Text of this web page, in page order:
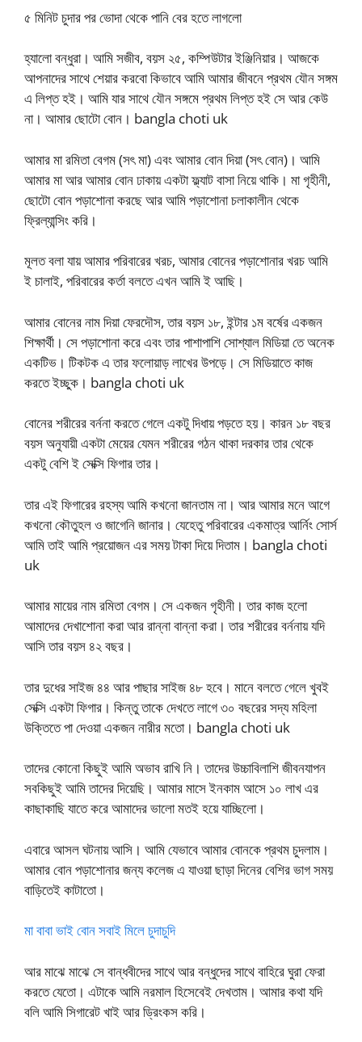
৫ মিনিট চুদার পর ভোদা থেকে পানি বের হতে লাগলো
হ্যালো বন্ধুরা। আমি সজীব, বয়স ২৫, কম্পিউটার ইঞ্জিনিয়ার। আজকে
আপনাদের সাথে শেয়ার করবো কিভাবে আমি আমার জীবনে প্রথম যৌন সঙ্গম
এ লিপ্ত হই। আমি যার সাথে যৌন সঙ্গমে প্রথম লিপ্ত হই সে আর কেউ
না। আমার ছোটো বোন। bangla choti uk
আমার মা রমিতা বেগম (সৎ মা) এবং আমার বোন দিয়া (সৎ বোন)। আমি
আমার মা আর আমার বোন ঢাকায় একটা ফ্ল্যাট বাসা নিয়ে থাকি। মা গৃহীনী,
ছোটো বোন পড়াশোনা করছে আর আমি পড়াশোনা চলাকালীন থেকে
ফ্রিল্যান্সিং করি।
মূলত বলা যায় আমার পরিবারের খরচ, আমার বোনের পড়াশোনার খরচ আমি
ই চালাই, পরিবারের কর্তা বলতে এখন আমি ই আছি।
আমার বোনের নাম দিয়া ফেরদৌস, তার বয়স ১৮, ইন্টার ১ম বর্ষের একজন
শিক্ষার্থী। সে পড়াশোনা করে এবং তার পাশাপাশি সোশ্যাল মিডিয়া তে অনেক
একটিভ। টিকটক এ তার ফলোয়াড় লাখের উপড়ে। সে মিডিয়াতে কাজ
করতে ইচ্ছুক। bangla choti uk
বোনের শরীরের বর্ননা করতে গেলে একটু দিধায় পড়তে হয়। কারন ১৮ বছর
বয়স অনুযায়ী একটা মেয়ের যেমন শরীরের গঠন থাকা দরকার তার থেকে
একটু বেশি ই সেক্সি ফিগার তার।
তার এই ফিগারের রহস্য আমি কখনো জানতাম না। আর আমার মনে আগে
কখনো কৌতুহল ও জাগেনি জানার। যেহেতু পরিবারের একমাত্র আর্নিং সোর্স
আমি তাই আমি প্রয়োজন এর সময় টাকা দিয়ে দিতাম। bangla choti
uk
আমার মায়ের নাম রমিতা বেগম। সে একজন গৃহীনী। তার কাজ হলো
আমাদের দেখাশোনা করা আর রান্না বান্না করা। তার শরীরের বর্ননায় যদি
আসি তার বয়স ৪২ বছর।
তার দুধের সাইজ ৪৪ আর পাছার সাইজ ৪৮ হবে। মানে বলতে গেলে খুবই
সেক্সি একটা ফিগার। কিন্তু তাকে দেখতে লাগে ৩০ বছরের সদ্য মহিলা
উক্তিতে পা দেওয়া একজন নারীর মতো। bangla choti uk
তাদের কোনো কিছুই আমি অভাব রাখি নি। তাদের উচ্চাবিলাশি জীবনযাপন
সবকিছুই আমি তাদের দিয়েছি। আমার মাসে ইনকাম আসে ১০ লাখ এর
কাছাকাছি যাতে করে আমাদের ভালো মতই হয়ে যাচ্ছিলো।
এবারে আসল ঘটনায় আসি। আমি যেভাবে আমার বোনকে প্রথম চুদলাম।
আমার বোন পড়াশোনার জন্য কলেজ এ যাওয়া ছাড়া দিনের বেশির ভাগ সময়
বাড়িতেই কাটাতো।
মা বাবা ভাই বোন সবাই মিলে চুদাচুদি
আর মাঝে মাঝে সে বান্ধবীদের সাথে আর বন্ধুদের সাথে বাহিরে ঘুরা ফেরা
করতে যেতো। এটাকে আমি নরমাল হিসেবেই দেখতাম। আমার কথা যদি
বলি আমি সিগারেট খাই আর ড্রিংকস করি।